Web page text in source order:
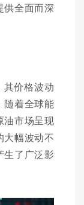
供全面而深
其价格波动
随着全球能
油市场呈现
大幅波动不
生了广泛影